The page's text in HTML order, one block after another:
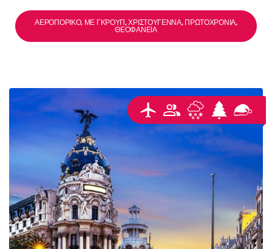
ΑΕΡΟΠΟΡΙΚΌ, ΜΕ ΓΚΡΟΥΠ, ΧΡΙΣΤΟΎΓΕΝΝΑ, ΠΡΩΤΟΧΡΟΝΙΆ,
ΘΕΟΦΆΝΕΙΑ